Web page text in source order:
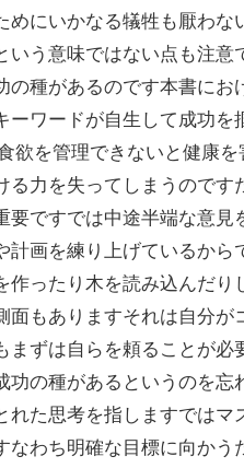
にいかなる犠牲も厭わな
う意味ではない点も注意
種があるのです本書にお
ワードが自生して成功を
欲を管理できないと健康
力を失ってしまうのです
ですでは中途半端な意見
画を練り上げているから
ったり木を読み込んだり
もありますそれは自分が
ずは自らを頼ることが必
の種があるというのを忘
た思考を指しますではマ
わち明確な目標に向かう